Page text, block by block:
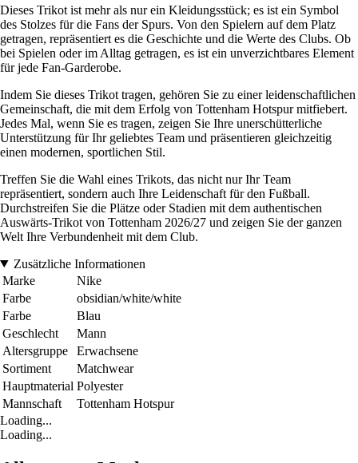
Dieses Trikot ist mehr als nur ein Kleidungsstück; es ist ein Symbol
des Stolzes für die Fans der Spurs. Von den Spielern auf dem Platz
getragen, repräsentiert es die Geschichte und die Werte des Clubs. Ob
bei Spielen oder im Alltag getragen, es ist ein unverzichtbares Element
für jede Fan-Garderobe.
Indem Sie dieses Trikot tragen, gehören Sie zu einer leidenschaftlichen
Gemeinschaft, die mit dem Erfolg von Tottenham Hotspur mitfiebert.
Jedes Mal, wenn Sie es tragen, zeigen Sie Ihre unerschütterliche
Unterstützung für Ihr geliebtes Team und präsentieren gleichzeitig
einen modernen, sportlichen Stil.
Treffen Sie die Wahl eines Trikots, das nicht nur Ihr Team
repräsentiert, sondern auch Ihre Leidenschaft für den Fußball.
Durchstreifen Sie die Plätze oder Stadien mit dem authentischen
Auswärts-Trikot von Tottenham 2026/27 und zeigen Sie der ganzen
Welt Ihre Verbundenheit mit dem Club.
Zusätzliche Informationen
Marke
Nike
Farbe
obsidian/white/white
Farbe
Blau
Geschlecht
Mann
Altersgruppe
Erwachsene
Sortiment
Matchwear
Hauptmaterial Polyester
Mannschaft
Tottenham Hotspur
Loading...
Loading...